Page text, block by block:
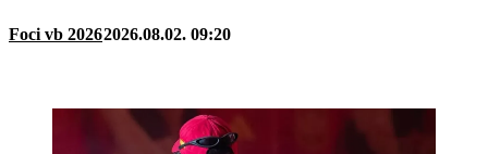
Foci vb 20262026.08.02. 09:20